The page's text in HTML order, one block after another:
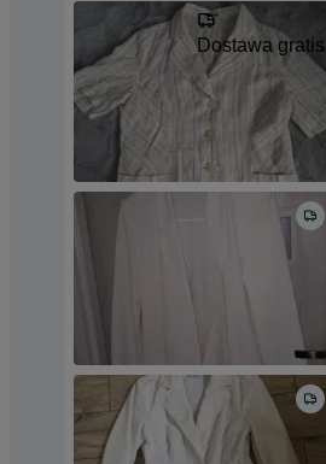
Dostawa gratis